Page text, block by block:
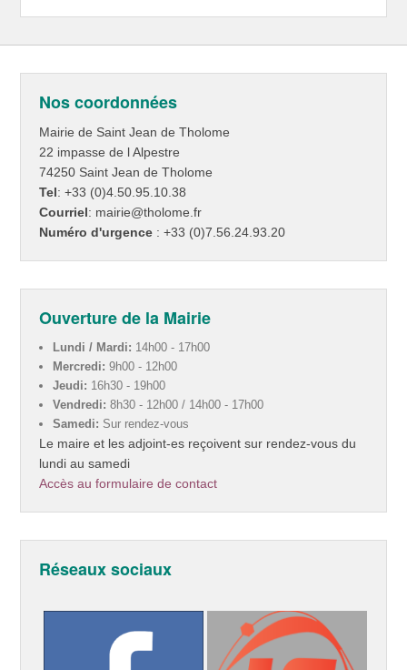
Nos coordonnées
Mairie de Saint Jean de Tholome
22 impasse de l Alpestre
74250 Saint Jean de Tholome
Tel: +33 (0)4.50.95.10.38
Courriel: mairie@tholome.fr
Numéro d'urgence : +33 (0)7.56.24.93.20
Ouverture de la Mairie
Lundi / Mardi: 14h00 - 17h00
Mercredi: 9h00 - 12h00
Jeudi: 16h30 - 19h00
Vendredi: 8h30 - 12h00 / 14h00 - 17h00
Samedi: Sur rendez-vous
Le maire et les adjoint-es reçoivent sur rendez-vous du
lundi au samedi
Accès au formulaire de contact
Réseaux sociaux